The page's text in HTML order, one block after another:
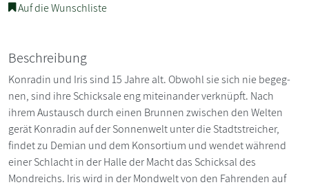
Auf die Wunschliste
Beschreibung
Konradin und Iris sind 15 Jahre alt. Obwohl sie sich nie begeg­
nen, sind ihre Schicksale eng miteinander verknüpft. Nach
ihrem Austausch durch einen Brunnen zwischen den Welten
gerät Kon­radin auf der Sonnenwelt unter die Stadtstreicher,
findet zu De­mian und dem Konsortium und wendet während
einer Schlacht in der Halle der Macht das Schicksal des
Mondreichs. Iris wird in der Mondwelt von den Fahrenden auf